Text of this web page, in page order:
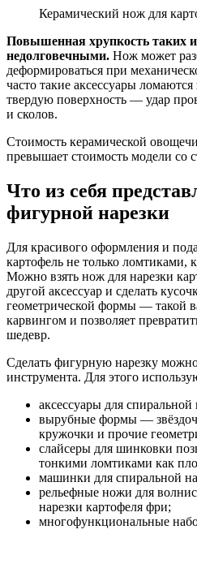
Керамический нож для
Повышенная хрупкость таких
недолговечными. Нож может
деформироваться при
часто такие аксессуары
твердую поверхность — удар
и сколов.
Стоимость керамической
превышает стоимость модели со
Что из себя
фигурной нарезки
Для красивого оформления и
картофель не только ломтиками,
Можно взять нож для нарезки
другой аксессуар и сделать
геометрической формы — такой
карвингом и позволяет
шедевр.
Сделать фигурную нарезку
инструмента. Для этого
аксессуары для спиральной
вырубные формы —
кружочки и прочие
слайсеры для шинковки
тонкими ломтиками как
машинки для спиральной
рельефные ножи для
нарезки картофеля фри;
многофункциональные